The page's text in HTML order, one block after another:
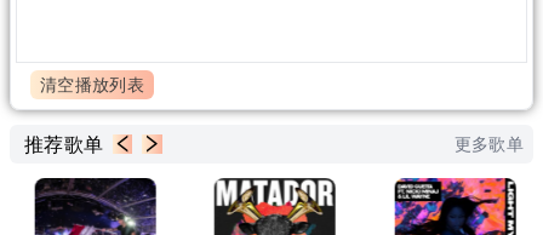
清空播放列表
推荐歌单 更多歌单